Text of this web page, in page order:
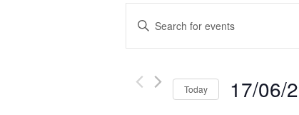
Events
Search
and
Navigation
Enter
Keyword.
Search
Events
Today 17/06/